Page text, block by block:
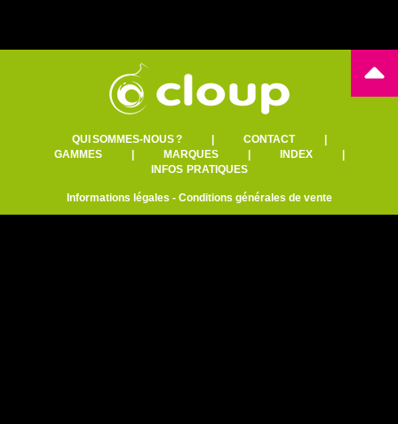
QUI SOMMES-NOUS ?| CONTACT|
GAMMES| MARQUES| INDEX|
INFOS PRATIQUES
Informations légales - Conditions générales de vente